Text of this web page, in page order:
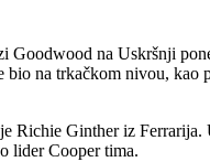
na Uskršnji
na trkačkom nivou,
Ginther iz
lider Cooper tima.